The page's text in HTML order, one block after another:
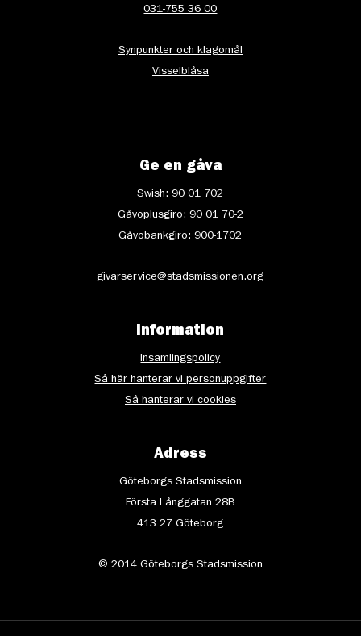
031-755 36 00
Synpunkter och klagomål
Visselblåsa
Ge en gåva
Swish: 90 01 702
Gåvoplusgiro: 90 01 70-2
Gåvobankgiro: 900-1702
givarservice@stadsmissionen.org
Information
Insamlingspolicy
Så här hanterar vi personuppgifter
Så hanterar vi cookies
Adress
Göteborgs Stadsmission
Första Långgatan 28B
413 27 Göteborg
© 2014 Göteborgs Stadsmission